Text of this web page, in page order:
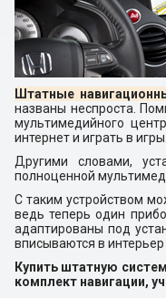
Штатные
названы неспроста.
мультимедийного
интернет и играть в игры.
Другими словами,
полноценной
С таким устройством
ведь теперь один
адаптированы под
вписываются в
Купить штатную
комплект навигации,